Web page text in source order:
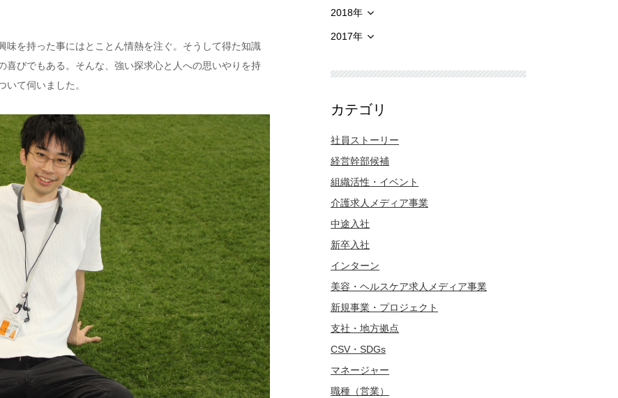
を持った事にはとことん情熱を注ぐ。そうして得た知識
びでもある。そんな、強い探求心と人への思いやりを持
て伺いました。
2018年
2017年
カテゴリ
社員ストーリー
経営幹部候補
組織活性・イベント
介護求人メディア事業
中途入社
新卒入社
インターン
美容・ヘルスケア求人メディア事業
新規事業・プロジェクト
支社・地方拠点
CSV・SDGs
マネージャー
職種（営業）